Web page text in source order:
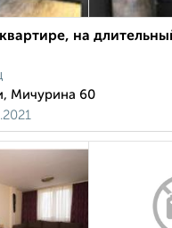
на
Мичурина 60